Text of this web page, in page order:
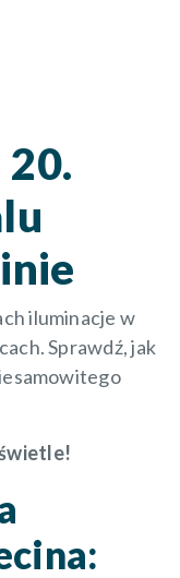
iluminacje w
Sprawdź, jak